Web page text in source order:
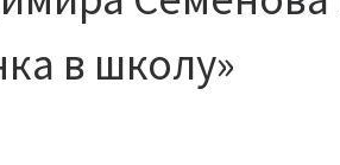
в школу»